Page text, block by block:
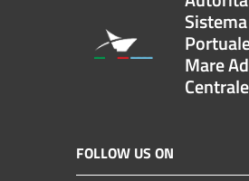
Sistema
Mare
Centrale
FOLLOW US ON